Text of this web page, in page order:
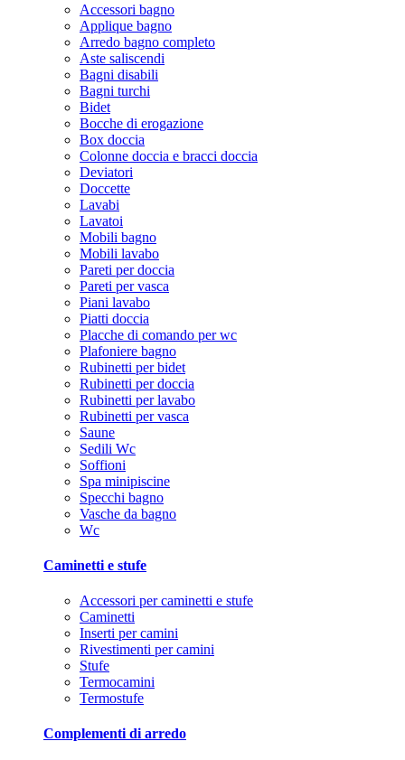
Accessori bagno
Applique bagno
Arredo bagno completo
Aste saliscendi
Bagni disabili
Bagni turchi
Bidet
Bocche di erogazione
Box doccia
Colonne doccia e bracci doccia
Deviatori
Doccette
Lavabi
Lavatoi
Mobili bagno
Mobili lavabo
Pareti per doccia
Pareti per vasca
Piani lavabo
Piatti doccia
Placche di comando per wc
Plafoniere bagno
Rubinetti per bidet
Rubinetti per doccia
Rubinetti per lavabo
Rubinetti per vasca
Saune
Sedili Wc
Soffioni
Spa minipiscine
Specchi bagno
Vasche da bagno
Wc
Caminetti e stufe
Accessori per caminetti e stufe
Caminetti
Inserti per camini
Rivestimenti per camini
Stufe
Termocamini
Termostufe
Complementi di arredo